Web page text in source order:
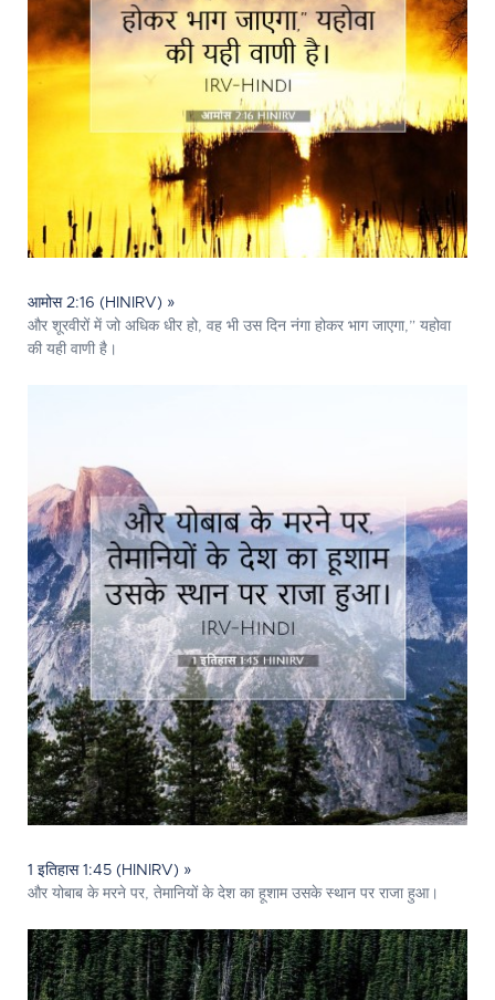
आमोस 2:16 (HINIRV) »
और शूरवीरों में जो अधिक धीर हो, वह भी उस दिन नंगा होकर भाग जाएगा,” यहोवा
की यही वाणी है।
1 इतिहास 1:45 (HINIRV) »
और योबाब के मरने पर, तेमानियों के देश का हूशाम उसके स्थान पर राजा हुआ।